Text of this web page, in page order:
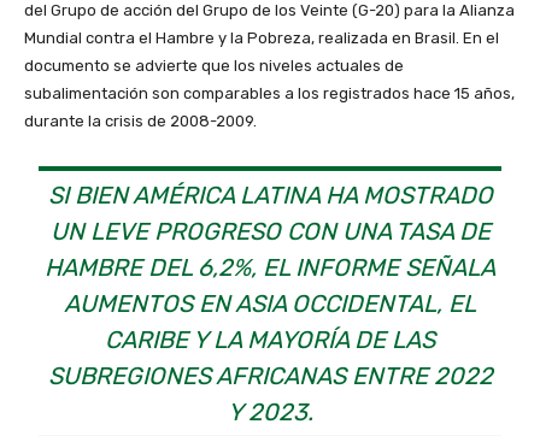
del Grupo de acción del Grupo de los Veinte (G-20) para la Alianza
Mundial contra el Hambre y la Pobreza, realizada en Brasil. En el
documento se advierte que los niveles actuales de
subalimentación son comparables a los registrados hace 15 años,
durante la crisis de 2008-2009.
SI BIEN AMÉRICA LATINA HA MOSTRADO
UN LEVE PROGRESO CON UNA TASA DE
HAMBRE DEL 6,2%, EL INFORME SEÑALA
AUMENTOS EN ASIA OCCIDENTAL, EL
CARIBE Y LA MAYORÍA DE LAS
SUBREGIONES AFRICANAS ENTRE 2022
Y 2023.